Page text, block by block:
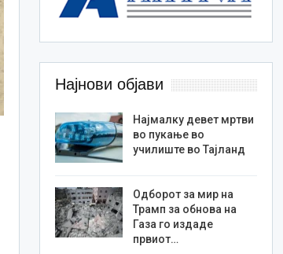
Најнови објави
Најмалку девет мртви
во пукање во
училиште во Тајланд
Одборот за мир на
Трамп за обнова на
Газа го издаде
првиот…